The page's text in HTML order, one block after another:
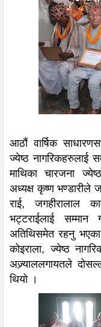
आठौं वार्षिक
ज्येष्ठ नागरिकहरुलाई
माथिका चारजना
अध्यक्ष कृष्ण भण्डारीले
राई, जगहीरालाल
भट्टराईलाई
अतिथिसमेत रहनु भएका
कोइराला, ज्येष्ठ
अज्र्याललगायतले
थियो ।